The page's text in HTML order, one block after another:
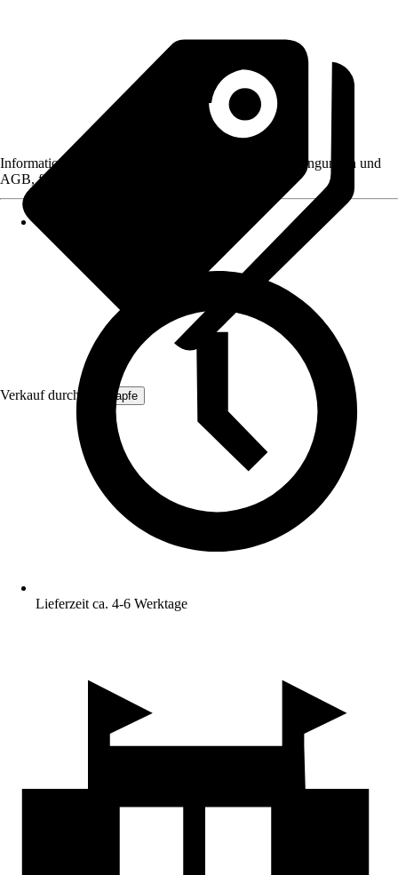
Verkauf durch: ich-zapfe
Informationen des Verkäufers, wie z. B. Rückgabebedingungen und
AGB, finden Sie bei Klick auf den Verkäufernamen.
Lieferzeit ca. 4-6 Werktage